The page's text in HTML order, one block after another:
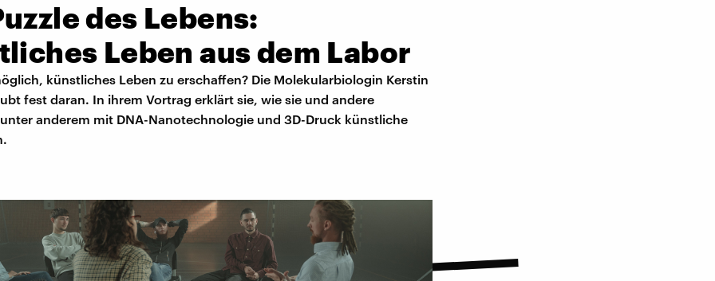
des Lebens:
Leben aus dem Labor
künstliches Leben zu erschaffen? Die Molekularbiologin Kerstin
fest daran. In ihrem Vortrag erklärt sie, wie sie und andere
anderem mit DNA-Nanotechnologie und 3D-Druck künstliche